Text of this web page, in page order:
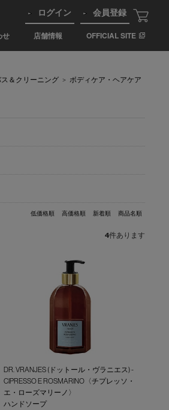
せ 店舗情報 OFFICIAL SITE
ログイン 会員登録
＆クリーニング > ボディケア・ヘアケア
低価格順 高価格順 新着順 商品名順
4件あります
DR. VRANJES (ドットール・ヴラニエス) -
CIPRESSO E ROSMARINO〈チプレッソ・
エ・ローズマリーノ〉
ハンドソープ